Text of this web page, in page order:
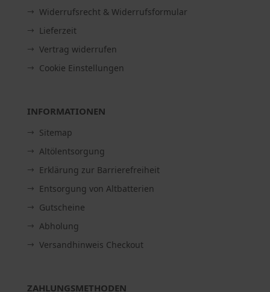
Widerrufsrecht & Widerrufsformular
Lieferzeit
Vertrag widerrufen
Cookie Einstellungen
INFORMATIONEN
Sitemap
Altölentsorgung
Erklärung zur Barrierefreiheit
Entsorgung von Altbatterien
Gutscheine
Abholung
Versandhinweis Checkout
ZAHLUNGSMETHODEN